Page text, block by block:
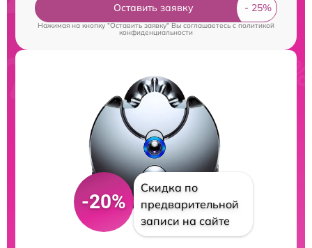
Оставить заявку
Нажимая на кнопку "Оставить заявку" Вы соглашаетесь cполитикой
конфиденциальности
-20%
Скидка по
предварительной
записи на сайте